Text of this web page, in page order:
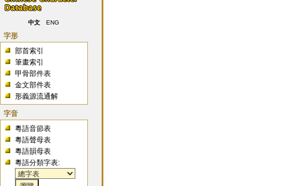
中文 ENG
字形
部首索引
筆畫索引
甲骨部件表
金文部件表
形義源流通解
字音
粵語音節表
粵語聲母表
粵語韻母表
粵語分類字表: